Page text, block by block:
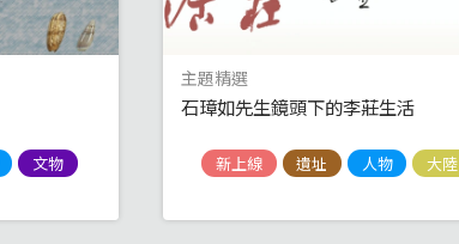
文物
主題精選
石璋如先生鏡頭下的李莊生活
新上線 遺址 人物 大陸